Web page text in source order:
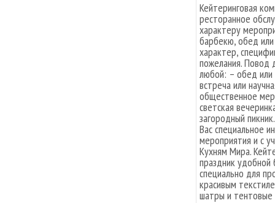
Кейтеринговая
ресторанное
характеру
барбекю, обед
характер,
пожелания. Повод
любой: – обед или
встреча или
общественное
светская
загородный
Вас специальное
мероприятия и с
Кухням Мира.
праздник
специально для
красивым
шатры и тентовые